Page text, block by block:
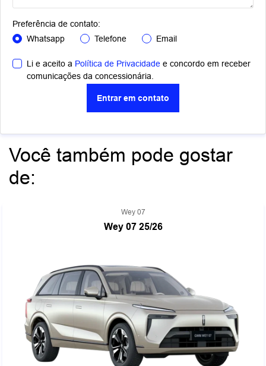
Preferência de contato:
Whatsapp
Telefone Email
Li e aceito a Política de Privacidade e concordo em receber
comunicações da concessionária.
Entrar em contato
Você também pode gostar
de:
Wey 07
Wey 07 25/26